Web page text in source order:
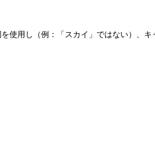
使用し（例：「スカイ」ではない）、